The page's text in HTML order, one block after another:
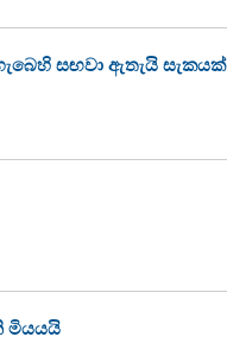
සඟවා ඇතැයි සැකයක්
මියයයි